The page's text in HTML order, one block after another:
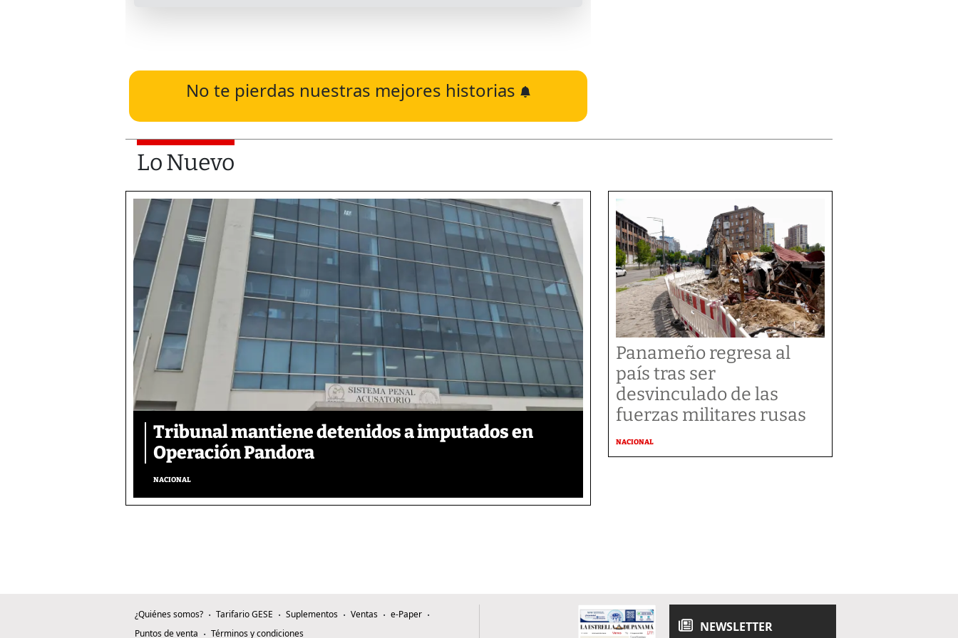
No te pierdas nuestras mejores historias
Lo Nuevo
Tribunal mantiene detenidos a imputados en
Operación Pandora
NACIONAL
Panameño regresa al
país tras ser
desvinculado de las
fuerzas militares rusas
NACIONAL
¿Quiénes somos? Tarifario GESE Suplementos Ventas
e-Paper
Puntos de venta
Términos y condiciones NEWSLETTER